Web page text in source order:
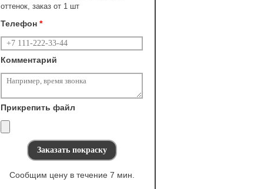
оттенок, заказ от 1 шт
Телефон*
Комментарий
Прикрепить файл
Сообщим цену в течение 7 мин.